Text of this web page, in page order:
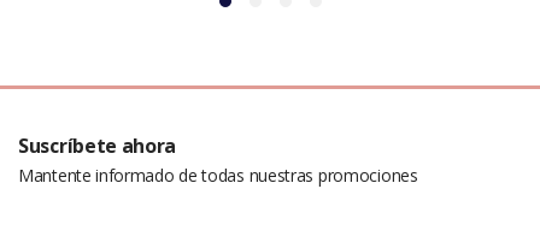
Suscríbete ahora
Mantente informado de todas nuestras promociones